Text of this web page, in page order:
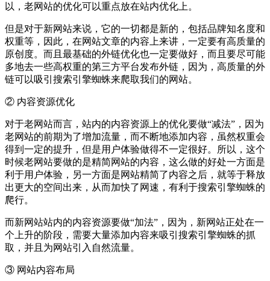
以，老网站的优化可以重点放在站内优化上。
但是对于新网站来说，它的一切都是新的，包括品牌知名度和
权重等，因此，在网站文章的内容上来讲，一定要有高质量的
原创度。而且最基础的外链优化也一定要做好，而且要尽可能
多地去一些高权重的第三方平台发布外链，因为，高质量的外
链可以吸引搜索引擎蜘蛛来爬取我们的网站。
② 内容资源优化
对于老网站而言，站内的内容资源上的优化要做“减法”，因为
老网站的前期为了增加流量，而不断地添加内容，虽然权重会
得到一定的提升，但是用户体验做得不一定很好。所以，这个
时候老网站要做的是精简网站的内容，这么做的好处一方面是
利于用户体验，另一方面是网站精简了内容之后，就等于释放
出更大的空间出来，从而加快了网速，有利于搜索引擎蜘蛛的
爬行。
而新网站站内的内容资源要做“加法”，因为，新网站正处在一
个上升的阶段，需要大量添加内容来吸引搜索引擎蜘蛛的抓
取，并且为网站引入自然流量。
③ 网站内容布局